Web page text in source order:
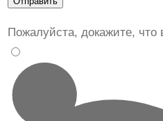
п
с
а
E
Пожалуйста, докажите, что